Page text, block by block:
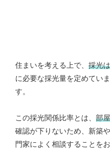
住まいを考える上で、 採光
に必要な採光量を定めてい
す。
この採光関係比率とは、 部
確認が下りないため、新築
門家によく相談することを